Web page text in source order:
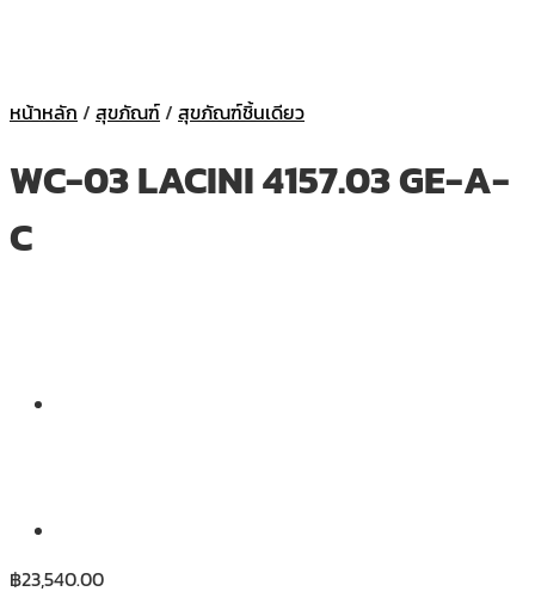
หน้าหลัก / สุขภัณฑ์/ สุขภัณฑ์ชิ้นเดียว
WC-03 LACINI 4157.03 GE-A-
C
฿23,540.00